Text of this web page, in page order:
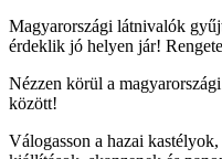
Magyarországi látnivalók
érdeklik jó helyen jár!
Nézzen körül a
között!
Válogasson a hazai